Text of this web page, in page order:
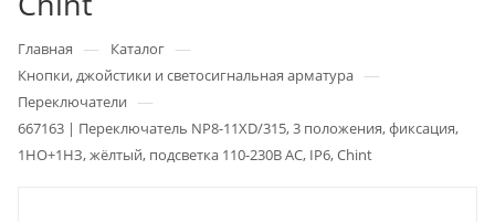
Главная — Каталог —
Кнопки, джойстики и светосигнальная арматура —
Переключатели —
667163 | Переключатель NP8-11XD/315, 3 положения, фиксация,
1НО+1НЗ, жёлтый, подсветка 110-230В AC, IP6, Chint